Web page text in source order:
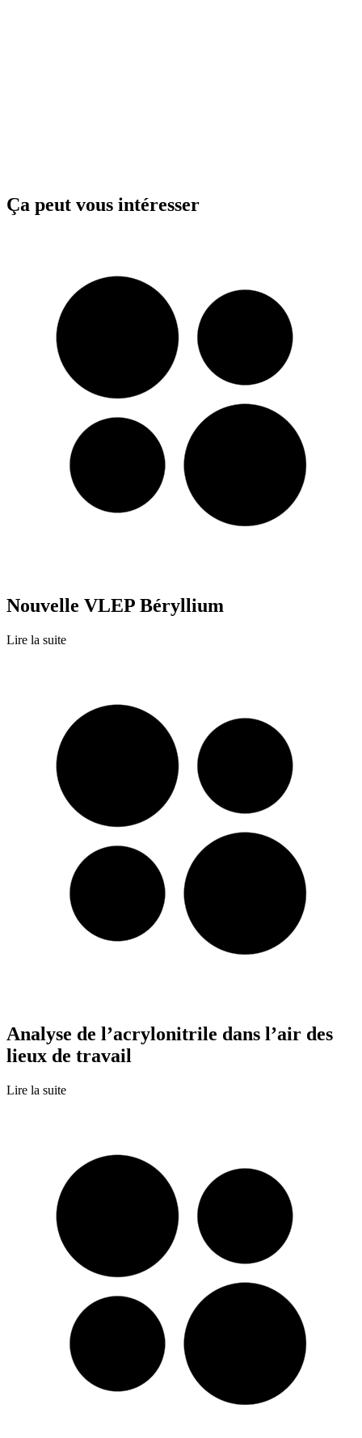
Ça peut vous intéresser
Nouvelle VLEP Béryllium
Lire la suite
Analyse de l’acrylonitrile dans l’air des
lieux de travail
Lire la suite